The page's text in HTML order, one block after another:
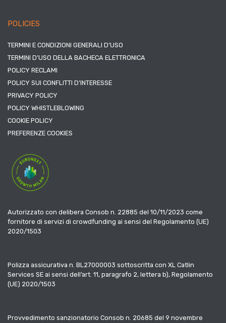
POLICIES
TERMINI E CONDIZIONI GENERALI D’USO
TERMINI D’USO DELLA BACHECA ELETTRONICA
POLICY RECLAMI
POLICY SUI CONFLITTI D’INTERESSE
PRIVACY POLICY
POLICY WHISTLEBLOWING
COOKIE POLICY
PREFERENZE COOKIES
Autorizzato con delibera Consob n. 22885 del 10/11/2023 come
fornitore di servizi di crowdfunding ai sensi del Regolamento (UE)
2020/1503
Polizza assicurativa n. BL27000003 sottoscritta con XL Catlin
Services SE ai sensi dell’art. 11, paragrafo 2, lettera b), Regolamento
(UE) 2020/1503
Provvedimento sanzionatorio Consob n. 20685 del 9 novembre